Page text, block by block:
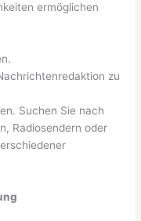
ermöglichen
zu
Suchen Sie nach
Radiosendern oder